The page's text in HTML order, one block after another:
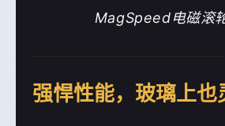
MagSpeed电磁滚
强悍性能，玻璃上也